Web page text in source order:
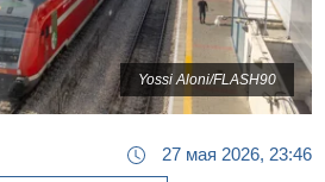
Yossi Aloni/FLASH90
27 мая 2026, 23:46